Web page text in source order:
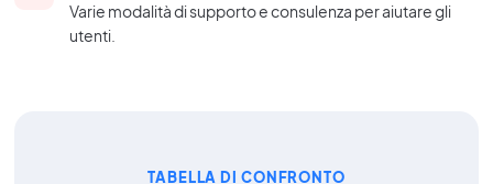
Varie modalità di supporto e consulenza per aiutare gli
utenti.
TABELLA DI CONFRONTO